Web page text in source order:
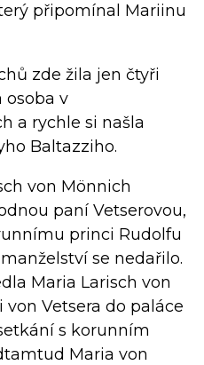
připomínal Mariinu
zde žila jen čtyři
osoba v
a rychle si našla
Baltazziho.
von Mönnich
paní Vetserovou,
princi Rudolfu
se nedařilo.
Maria Larisch von
Vetsera do paláce
s korunním
Maria von